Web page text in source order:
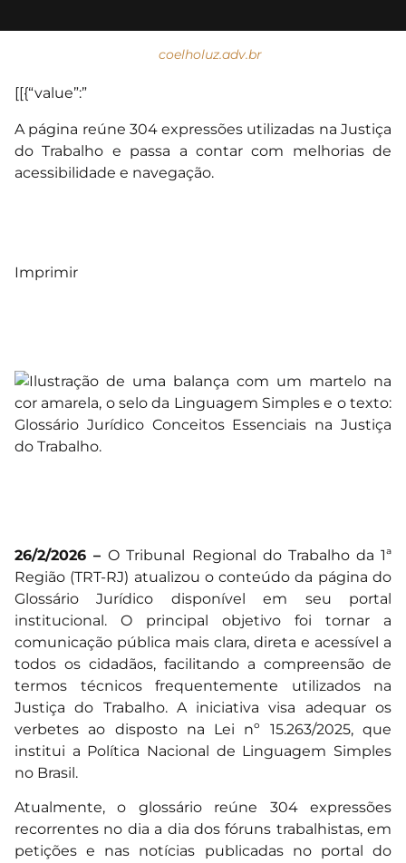
coelholuz.adv.br
[[{“value”:”
A página reúne 304 expressões utilizadas na Justiça
do Trabalho e passa a contar com melhorias de
acessibilidade e navegação.
Imprimir
26/2/2026 –O Tribunal Regional do Trabalho da 1ª
Região (TRT-RJ) atualizou o conteúdo da página do
Glossário Jurídico disponível em seu portal
institucional. O principal objetivo foi tornar a
comunicação pública mais clara, direta e acessível a
todos os cidadãos, facilitando a compreensão de
termos técnicos frequentemente utilizados na
Justiça do Trabalho. A iniciativa visa adequar os
verbetes ao disposto na Lei nº 15.263/2025, que
institui a Política Nacional de Linguagem Simples
no Brasil.
Atualmente, o glossário reúne 304 expressões
recorrentes no dia a dia dos fóruns trabalhistas, em
petições e nas notícias publicadas no portal do